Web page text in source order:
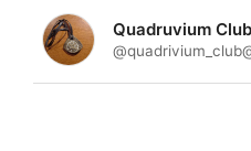
Quadruvium